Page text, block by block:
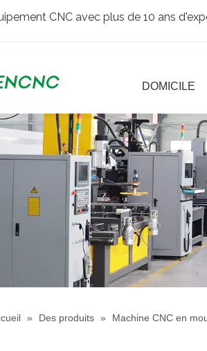
CNC avec plus de 10 ans
DOMICILE
» Des produits » Machine CNC en